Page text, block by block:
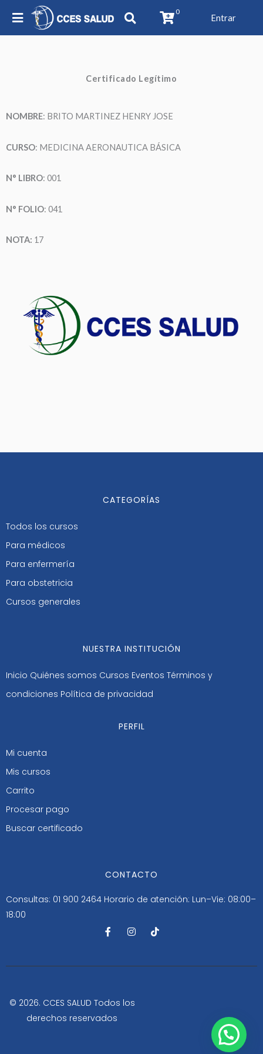
0
Entrar
Certificado Legítimo
NOMBRE: BRITO MARTINEZ HENRY JOSE
CURSO: MEDICINA AERONAUTICA BÁSICA
N° LIBRO: 001
N° FOLIO: 041
NOTA: 17
CATEGORÍAS
Todos los cursos
Para médicos
Para enfermería
Para obstetricia
Cursos generales
NUESTRA INSTITUCIÓN
Inicio Quiénes somos Cursos Eventos Términos y
condiciones Política de privacidad
PERFIL
Mi cuenta
Mis cursos
Carrito
Procesar pago
Buscar certificado
CONTACTO
Consultas: 01 900 2464 Horario de atención: Lun–Vie: 08:00–
18:00
F
a
b
-
I
n
a
m
T
i
o
© 2026. CCES SALUD Todos los
derechos reservados